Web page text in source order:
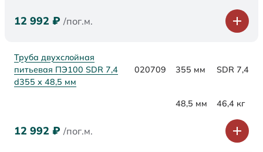
12 992 ₽ /пог.м.
Труба двухслойная
питьевая ПЭ100 SDR 7,4
d355 х 48,5 мм
020709 355 мм SDR 7,4
48,5 мм 46,4 кг
12 992 ₽ /пог.м.